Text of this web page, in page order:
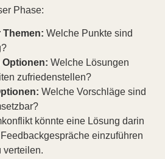
Phase:
Themen: Welche Punkte sind
Welche Lösungen
zufriedenstellen?
Welche Vorschläge sind
könnte eine Lösung darin
einzuführen
verteilen.